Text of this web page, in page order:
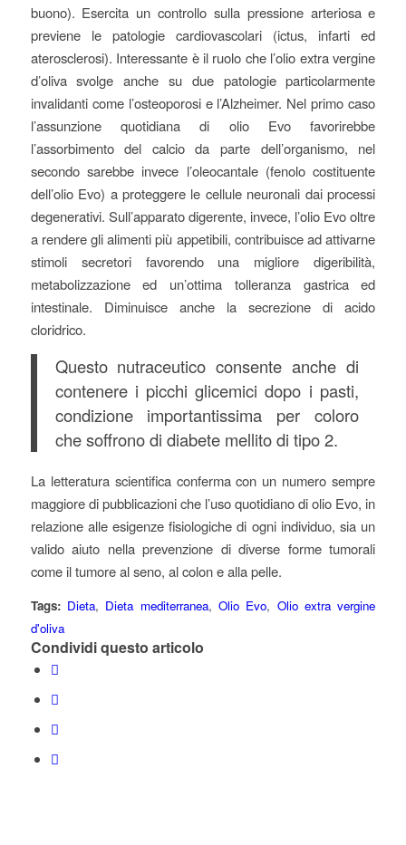
buono). Esercita un controllo sulla pressione arteriosa e
previene le patologie cardiovascolari (ictus, infarti ed
aterosclerosi). Interessante è il ruolo che l’olio extra vergine
d’oliva svolge anche su due patologie particolarmente
invalidanti come l’osteoporosi e l’Alzheimer. Nel primo caso
l’assunzione quotidiana di olio Evo favorirebbe
l’assorbimento del calcio da parte dell’organismo, nel
secondo sarebbe invece l’oleocantale (fenolo costituente
dell’olio Evo) a proteggere le cellule neuronali dai processi
degenerativi. Sull’apparato digerente, invece, l’olio Evo oltre
a rendere gli alimenti più appetibili, contribuisce ad attivarne
stimoli secretori favorendo una migliore digeribilità,
metabolizzazione ed un’ottima tolleranza gastrica ed
intestinale. Diminuisce anche la secrezione di acido
cloridrico.
Questo nutraceutico consente anche di
contenere i picchi glicemici dopo i pasti,
condizione importantissima per coloro
che soffrono di diabete mellito di tipo 2.
La letteratura scientifica conferma con un numero sempre
maggiore di pubblicazioni che l’uso quotidiano di olio Evo, in
relazione alle esigenze fisiologiche di ogni individuo, sia un
valido aiuto nella prevenzione di diverse forme tumorali
come il tumore al seno, al colon e alla pelle.
Tags: Dieta, Dieta mediterranea,Olio Evo, Olio extra vergine
d'oliva
Condividi questo articolo